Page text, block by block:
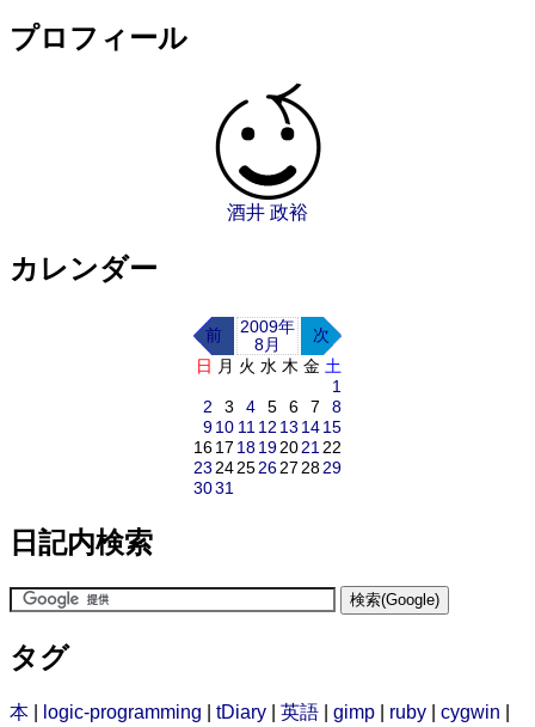
プロフィール
酒井 政裕
カレンダー
前
2009年
8月
次
日 月 火 水 木 金 土
1
2
3 4 5 6 7
8
910 11 12 13 1415
1617 18192021 22
23 24252627 2829
3031
日記内検索
タグ
本 logic-programming tDiary 英語 gimp ruby cygwin